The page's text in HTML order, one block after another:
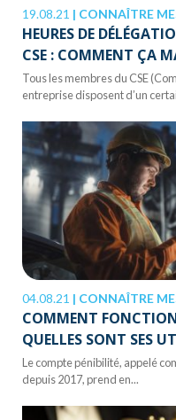
19.08.21 | CONNAÎTRE
HEURES DE
CSE : COMMENT ÇA
Tous les membres du CSE
entreprise disposent d’un
04.08.21 | CONNAÎTRE
COMMENT
QUELLES SONT SES
Le compte pénibilité, appelé
depuis 2017, prend en...